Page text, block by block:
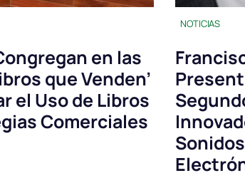
en las
que Venden’
el Uso de Libros
Comerciales
NOTICIAS